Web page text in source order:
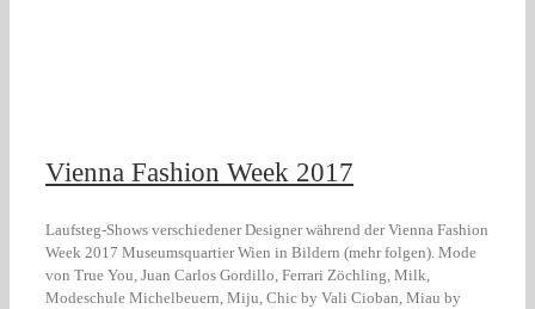
Vienna Fashion Week 2017
Laufsteg-Shows verschiedener Designer während der Vienna Fashion
Week 2017 Museumsquartier Wien in Bildern (mehr folgen). Mode
von True You, Juan Carlos Gordillo, Ferrari Zöchling, Milk,
Modeschule Michelbeuern, Miju, Chic by Vali Cioban, Miau by